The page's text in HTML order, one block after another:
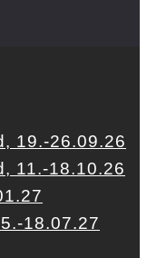
19.-26.09.26
11.-18.10.26
18.07.27